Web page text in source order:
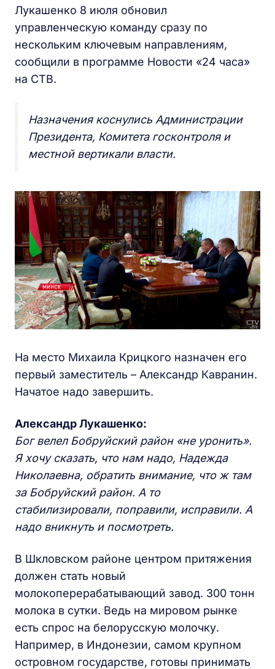
Лукашенко 8 июля обновил
управленческую команду сразу по
нескольким ключевым направлениям,
сообщили в программе Новости «24 часа»
на СТВ.
Назначения коснулись Администрации
Президента, Комитета госконтроля и
местной вертикали власти.
На место Михаила Крицкого назначен его
первый заместитель – Александр Кавранин.
Начатое надо завершить.
Александр Лукашенко:
Бог велел Бобруйский район «не уронить».
Я хочу сказать, что нам надо, Надежда
Николаевна, обратить внимание, что ж там
за Бобруйский район. А то
стабилизировали, поправили, исправили. А
надо вникнуть и посмотреть.
В Шкловском районе центром притяжения
должен стать новый
молокоперерабатывающий завод. 300 тонн
молока в сутки. Ведь на мировом рынке
есть спрос на белорусскую молочку.
Например, в Индонезии, самом крупном
островном государстве, готовы принимать